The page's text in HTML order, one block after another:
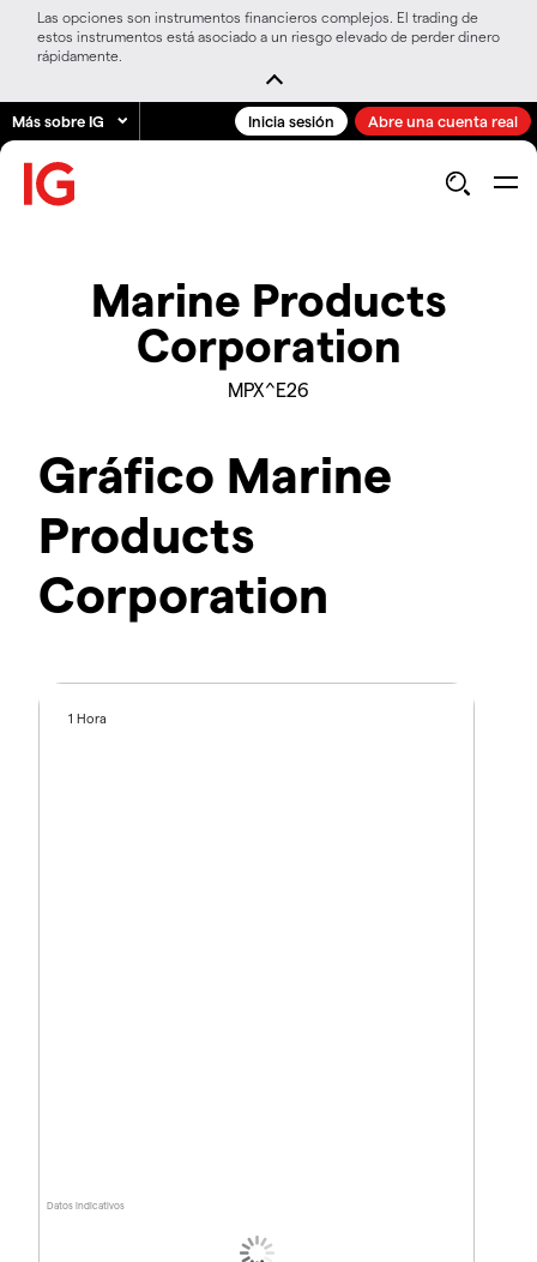
Las opciones son instrumentos financieros complejos. El trading de
estos instrumentos está asociado a un riesgo elevado de perder dinero
rápidamente.
Más sobre IG Inicia sesión Abre una cuenta real
Marine Products
Corporation
MPX^E26
Gráfico Marine
Products
Corporation
Datos indicativos
1 Hora